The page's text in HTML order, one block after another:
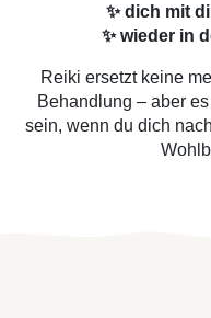
✨ dich mit
✨ wieder in
Reiki ersetzt keine
Behandlung – aber
sein, wenn du dich